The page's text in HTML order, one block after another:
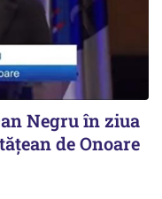
Negru în ziua
de Onoare